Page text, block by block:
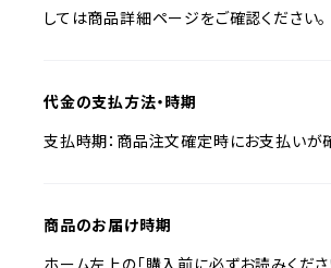
しては商品詳細ページをご確認ください。
代金の支払方法・時期
支払時期：商品注文確定時にお支払いが
商品のお届け時期